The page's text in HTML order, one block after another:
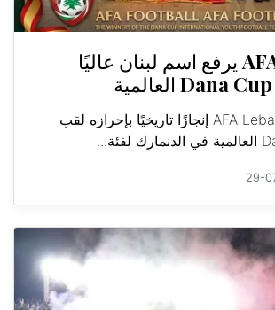
AFA Lebanon يرفع اسم لبنان عاليًا
حقق فريق AFA Lebanon إنجازًا تاريخيًا بإحرازه لقب
29-